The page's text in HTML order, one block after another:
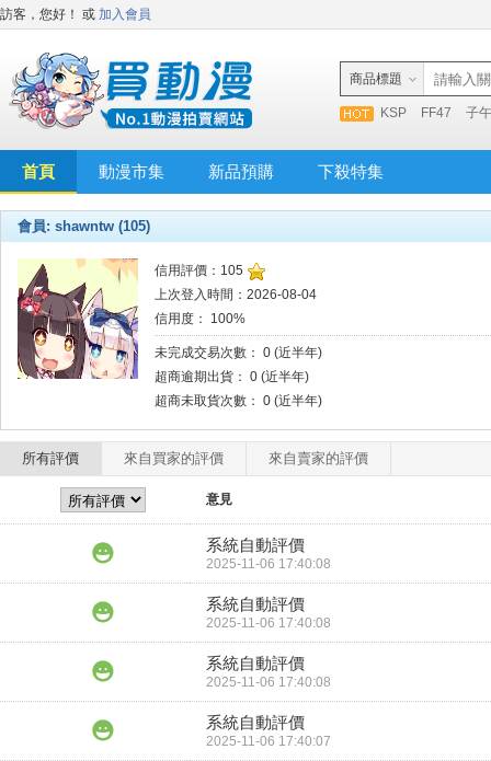
訪客，您好！ 或 加入會員
商品標題
KSP FF47 子
首頁 動漫市集 新品預購 下殺特集
會員: shawntw (105)
信用評價：105
上次登入時間：2026-08-04
信用度： 100%
未完成交易次數： 0 (近半年)
超商逾期出貨： 0 (近半年)
超商未取貨次數： 0 (近半年)
所有評價 來自買家的評價 來自賣家的評價
意見
系統自動評價
2025-11-06 17:40:08
系統自動評價
2025-11-06 17:40:08
系統自動評價
2025-11-06 17:40:08
系統自動評價
2025-11-06 17:40:07